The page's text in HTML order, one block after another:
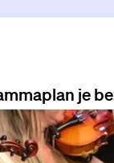
plan je